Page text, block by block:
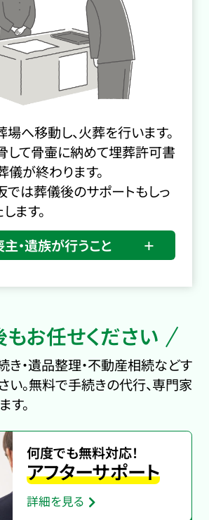
へ移動し、火葬を行います。
して骨壷に納めて埋葬許可書
儀が終わります。
は葬儀後のサポートもしっ
ます。
主・遺族が行うこと
お任せください
き・遺品整理・不動産相続などす
い。無料で手続きの代行、専門家
す。
何度でも無料対応！
アフターサポート
詳細を見る